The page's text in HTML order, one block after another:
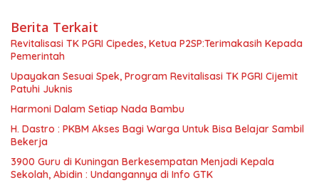
Berita Terkait
Revitalisasi TK PGRI Cipedes, Ketua P2SP:Terimakasih Kepada
Pemerintah
Upayakan Sesuai Spek, Program Revitalisasi TK PGRI Cijemit
Patuhi Juknis
Harmoni Dalam Setiap Nada Bambu
H. Dastro : PKBM Akses Bagi Warga Untuk Bisa Belajar Sambil
Bekerja
3900 Guru di Kuningan Berkesempatan Menjadi Kepala
Sekolah, Abidin : Undangannya di Info GTK